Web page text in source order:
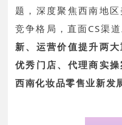
题，深度聚焦西南地
竞争格局，直面CS渠
新、运营价值提升两
优秀门店、代理商实
西南化妆品零售业新发